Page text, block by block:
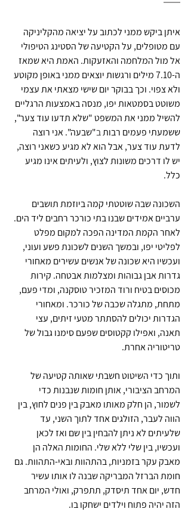
איתן ביקש ממני לכתוב על יציאה מהקליניקה
עם מטופלים, על הקטיעה של הסטינג הטיפולי
אל מול המלחמה והאזעקות. האמת היא שמאז
ה-7.10 מילים ורגשות יוצאים ממני באופן מקוטע
ולא צפוי. וכך בבוקר יום שישי מצאתי את עצמי
משוטט בסמטאות יפו, מנסה באמצעות הרגליים
להשיל ממני את המשפט "שלא תדעו עוד צער",
ששמעתי פעמים רבות ב"שבעה". אני רוצה
לדעת עוד צער, אבל הוא לא מגיע כשאני רוצה,
יש לו דרכים משונות לצוץ, ולעיתים אינו מגיע
כלל.
השכונה שבה שוטטתי קמה ביוזמת תושבים
ערביים אמידים שבנו בתי כורכר רחבים ליד הים.
לאחר הקמת המדינה הפכה למקום מפלט
לפליטי יפו, ובמשך השנים לשכונת פשע ועוני,
ועכשיו היא שכונה של אנשים עשירים מאחורי
גדרות אבן גבוהות ומצלמות אבטחה. קירות
מכוסים בטיח ורוד המזכיר טוסקנה, ומדי פעם,
מתחת, מתגלה שכבה של כורכר. ומאחורי
הגדרות יכולים להסתתר מטעי זיתים, עצי
תאנה, ואפילו קקטוסים שפעם סימנו גבול של
טריטוריה אחרת.
ותוך כדי השיטוט חשבתי שאותה קטיעה של
המרחב הציבורי, אותן חומות שנבנות כדי
לשמור, הן חלק מאותו מאבק בין פנים לחוץ, בין
הווה לעבר, הזולגים אחד לתוך השני, עד
שלעיתים לא ניתן להבחין בין שם ואז לכאן
ועכשיו, בין שלי ללא שלי. החומות האלה הן
מאבק עקר בזמניות, בהתהוות ובאי-התהוות. גם
חומת הברזל המבריקה שבנה לו אותו עשיר
חדש, יום אחד תיסדק, תתפרק, ואולי המרחב
הזה יהיה פתוח וילדים ישחקו בו.